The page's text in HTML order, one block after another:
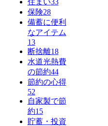
保険28
備蓄に便利
なアイテム
13
断捨離18
水道光熱費
の節約44
節約の心得
52
自家製で節
約15
貯蓄・投資